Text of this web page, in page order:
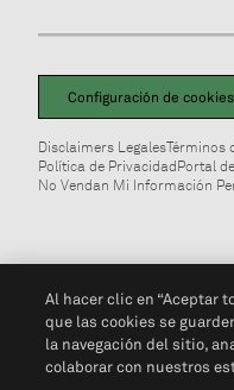
Configuración de cookies
Disclaimers LegalesTérminos
Política de PrivacidadPortal
No Vendan Mi Información
Al hacer clic en “Aceptar
que las cookies se
la navegación del sitio,
colaborar con nuestros